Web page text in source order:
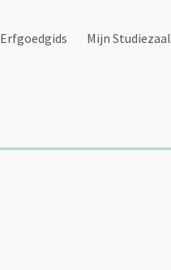
Erfgoedgids Mijn Studiezaal